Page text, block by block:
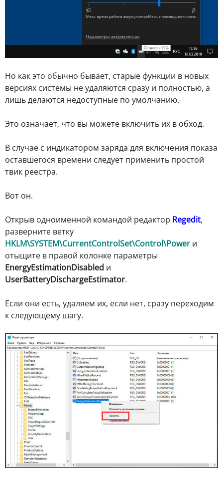
Но как это обычно бывает, старые функции в новых
версиях системы не удаляются сразу и полностью, а
лишь делаются недоступные по умолчанию.
Это означает, что вы можете включить их в обход.
В случае с индикатором заряда для включения показа
оставшегося времени следует применить простой
твик реестра.
Вот он.
Открыв одноименной командой редактор Regedit,
разверните ветку
HKLM\SYSTEM\CurrentControlSet\Control\Power и
отыщите в правой колонке параметры
EnergyEstimationDisabled и
UserBatteryDischargeEstimator.
Если они есть, удаляем их, если нет, сразу переходим
к следующему шагу.